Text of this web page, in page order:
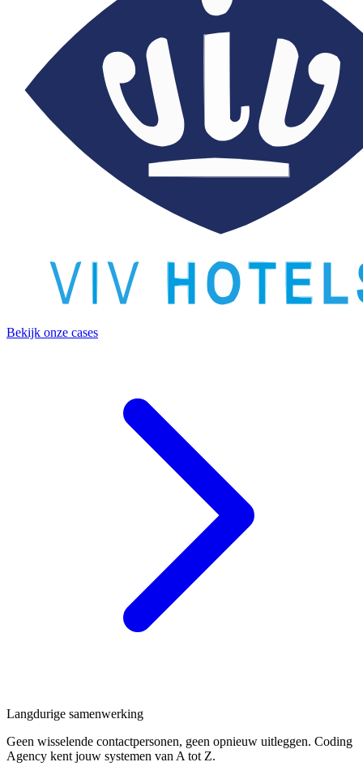
Bekijk onze cases
Langdurige samenwerking
Geen wisselende contactpersonen, geen opnieuw uitleggen. Coding
Agency kent jouw systemen van A tot Z.